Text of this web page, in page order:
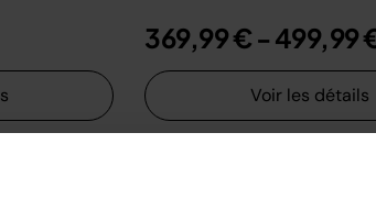
369,99 € - 499,99
Voir les détails